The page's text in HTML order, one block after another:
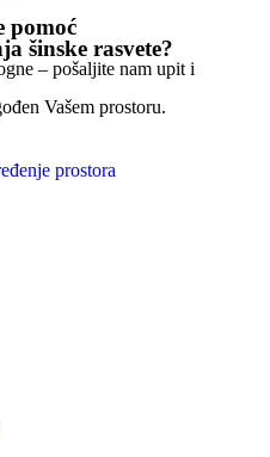
pomoć
šinske rasvete?
– pošaljite nam upit i
Vašem prostoru.
prostora